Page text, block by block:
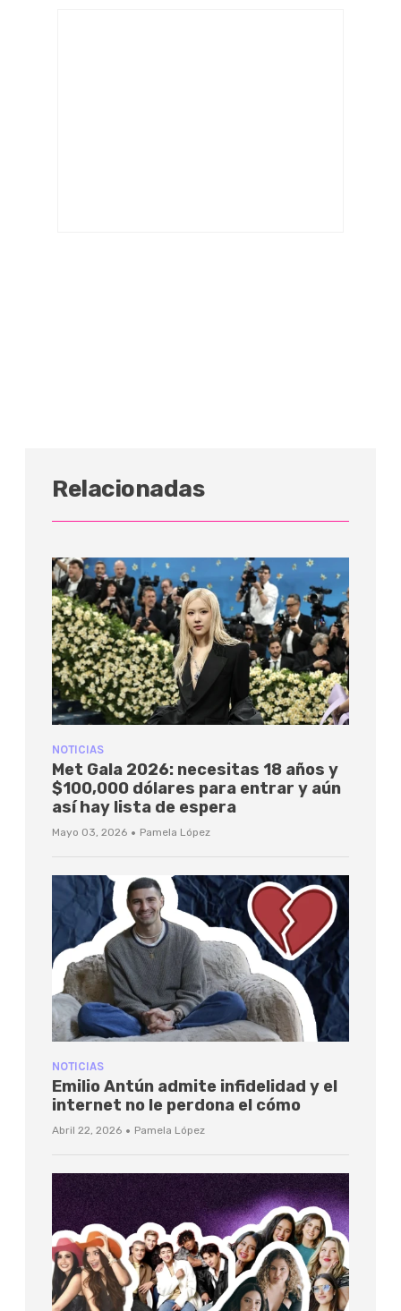
Relacionadas
NOTICIAS
Met Gala 2026: necesitas 18 años y
$100,000 dólares para entrar y aún
así hay lista de espera
Mayo 03, 2026 · Pamela López
NOTICIAS
Emilio Antún admite infidelidad y el
internet no le perdona el cómo
Abril 22, 2026 · Pamela López